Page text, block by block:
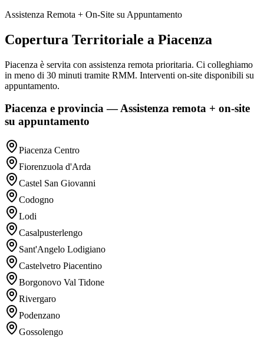
Assistenza Remota + On-Site su Appuntamento
Copertura Territoriale a Piacenza
Piacenza è servita con assistenza remota prioritaria. Ci colleghiamo
in meno di 30 minuti tramite RMM. Interventi on-site disponibili su
appuntamento.
Piacenza e provincia — Assistenza remota + on-site
su appuntamento
Piacenza Centro
Fiorenzuola d'Arda
Castel San Giovanni
Codogno
Lodi
Casalpusterlengo
Sant'Angelo Lodigiano
Castelvetro Piacentino
Borgonovo Val Tidone
Rivergaro
Podenzano
Gossolengo